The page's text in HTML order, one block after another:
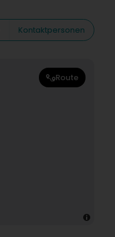
Kontaktpersonen
Route